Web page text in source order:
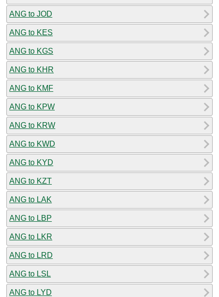
ANG to JOD
ANG to KES
ANG to KGS
ANG to KHR
ANG to KMF
ANG to KPW
ANG to KRW
ANG to KWD
ANG to KYD
ANG to KZT
ANG to LAK
ANG to LBP
ANG to LKR
ANG to LRD
ANG to LSL
ANG to LYD